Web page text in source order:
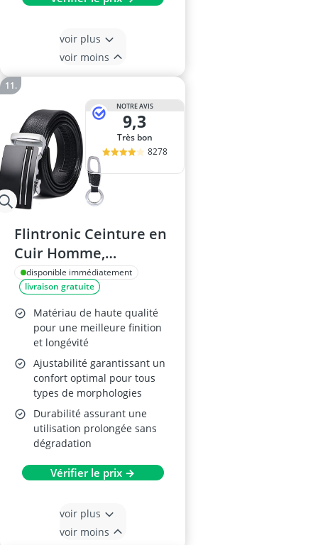
voir plus
voir moins
NOTRE AVIS
9,3
Très bon
8278
Flintronic Ceinture en
Cuir Homme,
Réglable, Boucle
Automatique
disponible immédiatement
livraison gratuite
Matériau de haute qualité
pour une meilleure finition
et longévité
Ajustabilité garantissant un
confort optimal pour tous
types de morphologies
Durabilité assurant une
utilisation prolongée sans
dégradation
Vérifier le prix →
voir plus
voir moins